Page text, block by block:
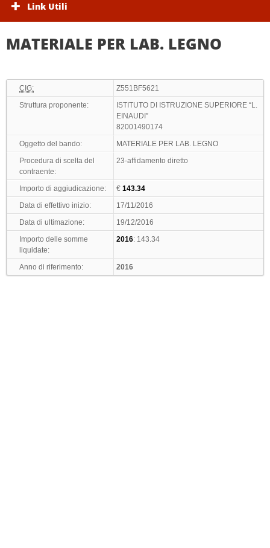
Link Utili
MATERIALE PER LAB. LEGNO
CIG:
Z551BF5621
Struttura proponente:
ISTITUTO DI ISTRUZIONE SUPERIORE “L.
EINAUDI”
82001490174
Oggetto del bando:
MATERIALE PER LAB. LEGNO
Procedura di scelta del
contraente:
23-affidamento diretto
Importo di aggiudicazione: €143.34
Data di effettivo inizio:
17/11/2016
Data di ultimazione:
19/12/2016
Importo delle somme
liquidate:
2016: 143.34
Anno di riferimento: 2016